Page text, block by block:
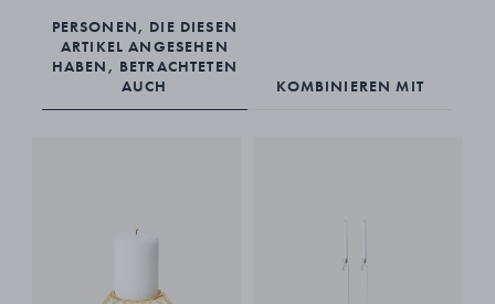
PERSONEN, DIE DIESEN
ARTIKEL ANGESEHEN
HABEN, BETRACHTETEN
AUCH
KOMBINIEREN MIT